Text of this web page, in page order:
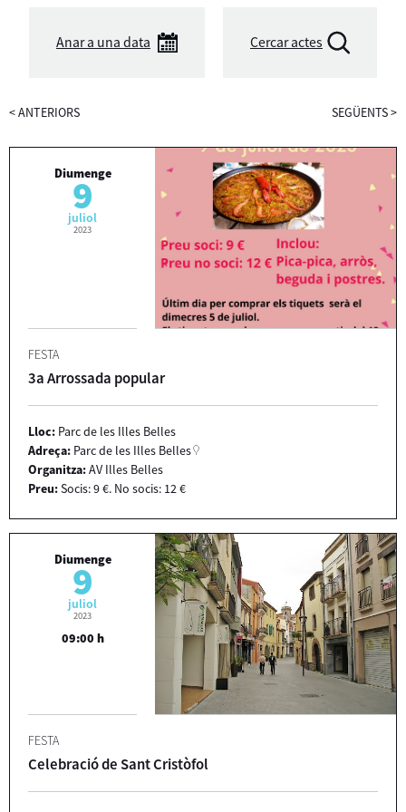
Anar a una data Cercar actes
<ANTERIORS SEGÜENTS>
Diumenge
9
juliol
2023
FESTA
3a Arrossada popular
Lloc: Parc de les Illes Belles
Adreça: Parc de les Illes Belles
Organitza:AV Illes Belles
Preu:Socis: 9 €. No socis: 12 €
Diumenge
9
juliol
2023
09:00 h
FESTA
Celebració de Sant Cristòfol